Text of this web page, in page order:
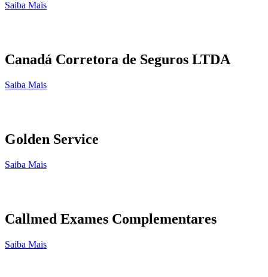
Saiba Mais
Canadá Corretora de Seguros LTDA
Saiba Mais
Golden Service
Saiba Mais
Callmed Exames Complementares
Saiba Mais